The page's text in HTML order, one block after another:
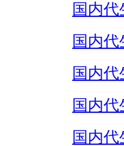
国内
国内
国内
国内
国内代